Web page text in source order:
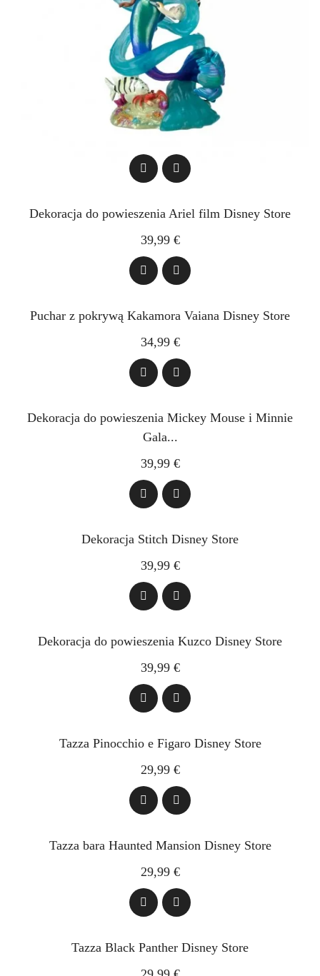
Dekoracja do powieszenia Ariel film Disney Store
39,99 €
Puchar z pokrywą Kakamora Vaiana Disney Store
34,99 €
Dekoracja do powieszenia Mickey Mouse i Minnie
Gala...
39,99 €
Dekoracja Stitch Disney Store
39,99 €
Dekoracja do powieszenia Kuzco Disney Store
39,99 €
Tazza Pinocchio e Figaro Disney Store
29,99 €
Tazza bara Haunted Mansion Disney Store
29,99 €
Tazza Black Panther Disney Store